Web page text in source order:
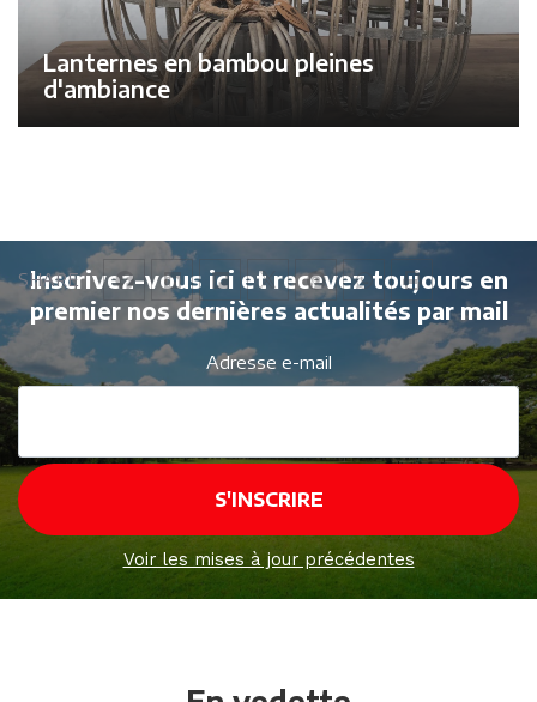
SHARE
Lanternes en bambou pleines
d'ambiance
Inscrivez-vous ici et recevez toujours en
premier nos dernières actualités par mail
Adresse e-mail
Voir les mises à jour précédentes